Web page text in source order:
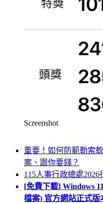
Screenshot
重要！如何防範勒索
案、跟你要錢？
115人事行政總處2026
[免費下載] Windows
檔案) 官方網站正式版